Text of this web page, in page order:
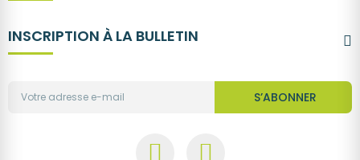
INSCRIPTION À LA BULLETIN
S’ABONNER